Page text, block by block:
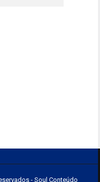
- Soul Conteúdo